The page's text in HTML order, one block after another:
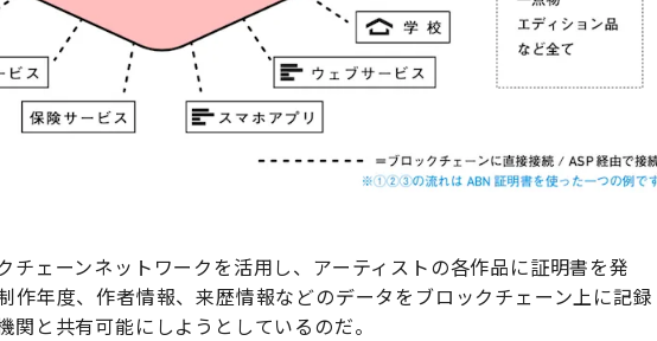
チェーンネットワークを活用し、アーティストの各作品に証明書を発
作年度、作者情報、来歴情報などのデータをブロックチェーン上に記録
関と共有可能にしようとしているのだ。